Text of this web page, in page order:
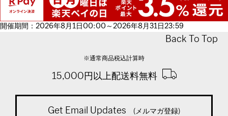
開催期間：2026年8月1日00:00～2026年8月31日23:59
Back To Top
※通常商品税込計算時
15,000円以上配送料無料
Get Email Updates (メルマガ登録)